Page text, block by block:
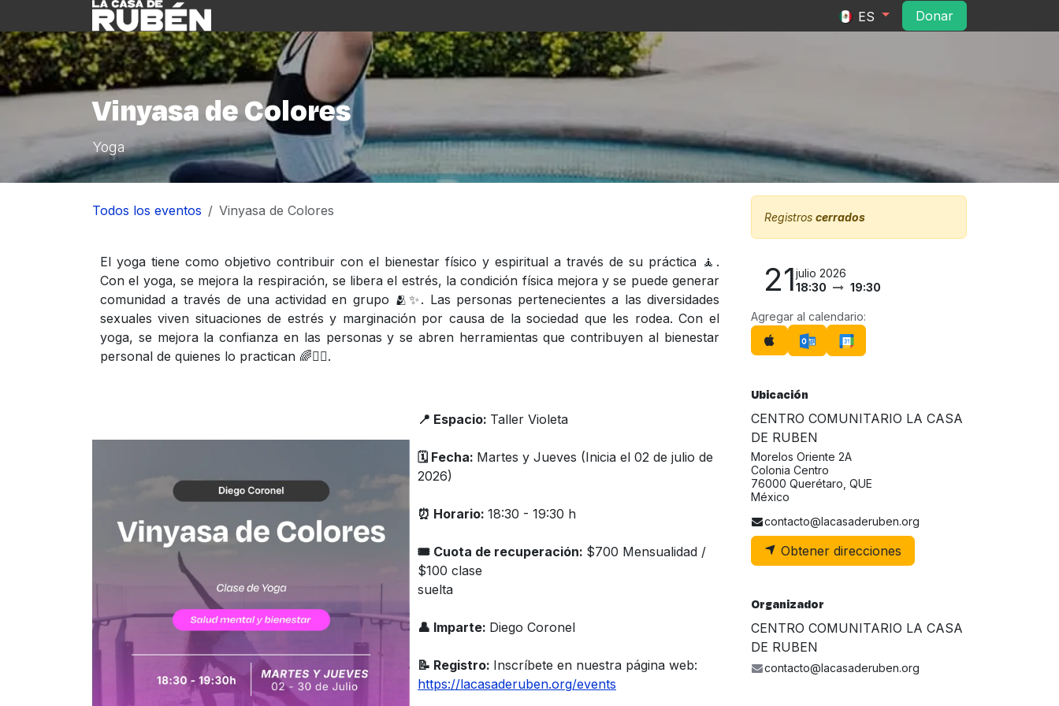
Convocatorias Contacto
ES Do​​na​​r​​
Vinyasa de Colores
Yoga
Todos los eventos Vinyasa de Colores
El yoga tiene como objetivo contribuir con el bienestar físico y espiritual a través de su práctica 🧘.
Con el yoga, se mejora la respiración, se libera el estrés, la condición física mejora y se puede generar
comunidad a través de una actividad en grupo 🫂✨. Las personas pertenecientes a las diversidades
sexuales viven situaciones de estrés y marginación por causa de la sociedad que les rodea. Con el
yoga, se mejora la confianza en las personas y se abren herramientas que contribuyen al bienestar
personal de quienes lo practican 🌈🧘‍♀️.
📍 Espacio: Taller Violeta
🗓️ Fecha: Martes y Jueves (Inicia el 02 de julio de
2026)
⏰ Horario: 18:30 - 19:30 h
🎟 Cuota de recuperación: $700 Mensualidad /
$100 clase
suelta
👤 Imparte: Diego Coronel
📝 Registro: Inscríbete en nuestra página web:
https://lacasaderuben.org/events
Registros cerrados
21julio 2026
18:30
19:30
Agregar al calendario:
Ubicación
CENTRO COMUNITARIO LA CASA
DE RUBEN
Morelos Oriente 2A
Colonia Centro
76000 Querétaro, QUE
México
contacto@lacasaderuben.org
Obtener direcciones
Organizador
CENTRO COMUNITARIO LA CASA
DE RUBEN
contacto@lacasaderuben.org